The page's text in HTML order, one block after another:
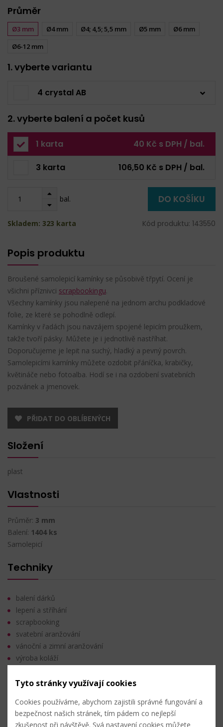
Průměr
Ø3 mm Ø4 mm Ø4; 4,5; 5,5 mm Ø5 mm
Ø6 mm
Ø6-12 mm
1. vyberte variantu
4 crystal AB
2. vyberte balení a počet kusů
1 karta 40 Kč s DPH / bal.
3 karta 106,50 Kč s DPH / bal.
bal. DO KOŠÍKU
Skladem: 323 karta Kód produktu: 143550
Popis produktu
Broušené samolepicí kamínky se působivě třpytí. Ocení je
všichni příznivci scrapbookingu.
Všechny kamínky jsou nalepené na jednom archu podkladové
folie, ze které se pohodlně odlepí.
Kamínky v řadách jsou navzájem spojené lepicím proužkem,
takže tvoří pásky. Můžete je i jednotlivě nastříhat.
Doporučujeme je lepit na suchý, hladký a pevný povrch.
Samolepicími kamínky můžete ozdobit přáníčka, krabičky,
květináče nebo fotoalba. Hodí se i na ozdobení svatebních
pozvánek a jmenovek.
PŘIDAT DO OBLÍBENÝCH
Složení
plast
Vlastnosti
Průměr: 3 mm
Balení: 1404 ks
Samolepicí
Techniky
balení dárků
lepení a stříhání
scrapbooking
svatební aranžování
vánoční a zimní aranžování
výroba koláží
Nahlásit problém
Hromadný nákup
Tyto stránky využívají cookies
Cookies používáme, abychom zajistili správné fungování a
bezpečnost našich stránek, tím pádem co nejlepší
zkušenost při návštěvě. Svá nastavení cookies můžete